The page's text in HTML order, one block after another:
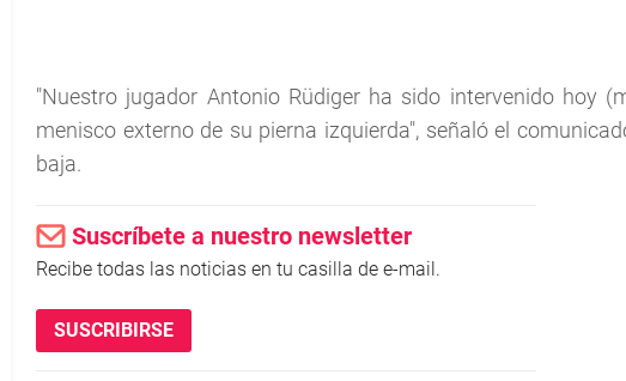
"Nuestro jugador Antonio Rüdiger ha sido intervenido hoy
menisco externo de su pierna izquierda", señaló el
baja.
Suscríbete a nuestro newsletter
Recibe todas las noticias en tu casilla de e-mail.
SUSCRIBIRSE